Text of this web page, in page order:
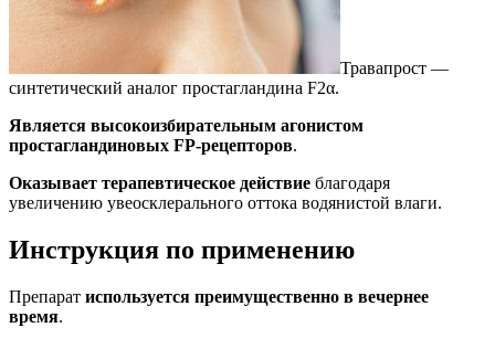
Травапрост —
синтетический аналог простагландина F2α.
Является высокоизбирательным агонистом
простагландиновых FP-рецепторов.
Оказывает терапевтическое действие благодаря
увеличению увеосклерального оттока водянистой влаги.
Инструкция по применению
Препарат используется преимущественно в вечернее
время.